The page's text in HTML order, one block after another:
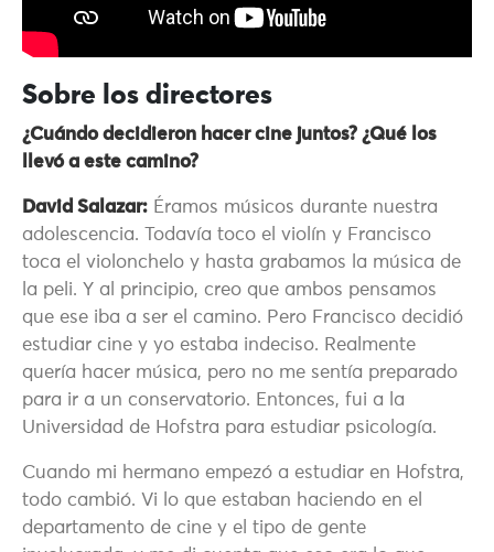
Sobre los directores
¿Cuándo decidieron hacer cine juntos? ¿Qué los
llevó a este camino?
David Salazar: Éramos músicos durante nuestra
adolescencia. Todavía toco el violín y Francisco
toca el violonchelo y hasta grabamos la música de
la peli. Y al principio, creo que ambos pensamos
que ese iba a ser el camino. Pero Francisco decidió
estudiar cine y yo estaba indeciso. Realmente
quería hacer música, pero no me sentía preparado
para ir a un conservatorio. Entonces, fui a la
Universidad de Hofstra para estudiar psicología.
Cuando mi hermano empezó a estudiar en Hofstra,
todo cambió. Vi lo que estaban haciendo en el
departamento de cine y el tipo de gente